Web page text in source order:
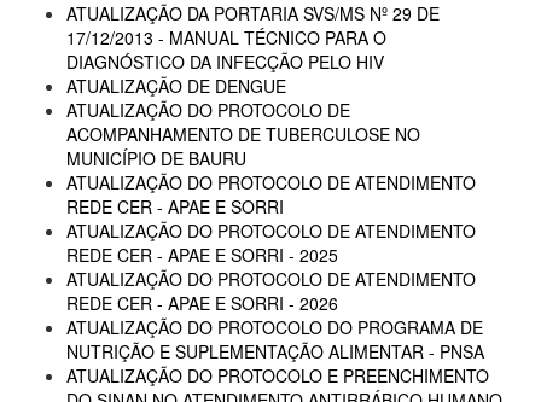
ATUALIZAÇÃO DA PORTARIA SVS/MS Nº 29 DE
17/12/2013 - MANUAL TÉCNICO PARA O
DIAGNÓSTICO DA INFECÇÃO PELO HIV
ATUALIZAÇÃO DE DENGUE
ATUALIZAÇÃO DO PROTOCOLO DE
ACOMPANHAMENTO DE TUBERCULOSE NO
MUNICÍPIO DE BAURU
ATUALIZAÇÃO DO PROTOCOLO DE ATENDIMENTO
REDE CER - APAE E SORRI
ATUALIZAÇÃO DO PROTOCOLO DE ATENDIMENTO
REDE CER - APAE E SORRI - 2025
ATUALIZAÇÃO DO PROTOCOLO DE ATENDIMENTO
REDE CER - APAE E SORRI - 2026
ATUALIZAÇÃO DO PROTOCOLO DO PROGRAMA DE
NUTRIÇÃO E SUPLEMENTAÇÃO ALIMENTAR - PNSA
ATUALIZAÇÃO DO PROTOCOLO E PREENCHIMENTO